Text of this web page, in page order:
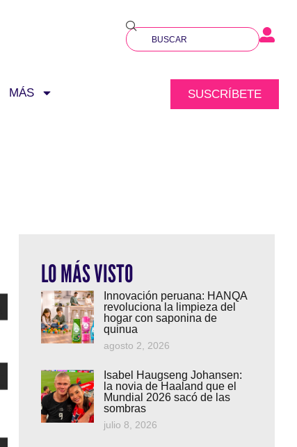
MÁS SUSCRÍBETE
LO MÁS VISTO
Innovación peruana: HANQA
revoluciona la limpieza del
hogar con saponina de
quinua
agosto 2, 2026
Isabel Haugseng Johansen:
la novia de Haaland que el
Mundial 2026 sacó de las
sombras
julio 8, 2026